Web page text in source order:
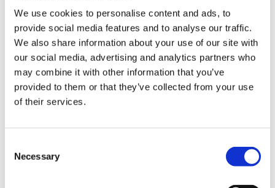
We use cookies to personalise content and ads, to
provide social media features and to analyse our traffic.
We also share information about your use of our site with
our social media, advertising and analytics partners who
may combine it with other information that you’ve
provided to them or that they’ve collected from your use
of their services.
Selection
Necessary
モンスターハンター20周年-大狩
猟展- Tシャツ ビッグプリント
（ラギアクルス） Mサイズ
モンスターハンターワイルズ セ
クレト折りたたみ自転車